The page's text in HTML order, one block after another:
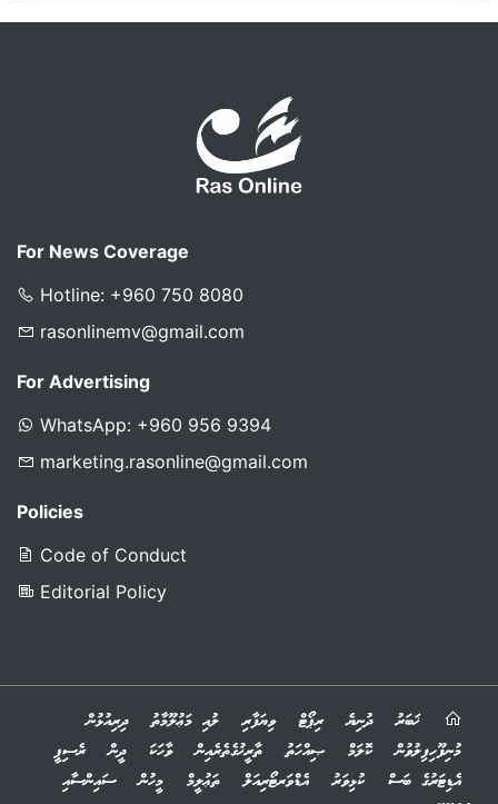
For News Coverage
Hotline: +960 750 8080
rasonlinemv@gmail.com
For Advertising
WhatsApp: +960 956 9394
marketing.rasonline@gmail.com
Policies
Code of Conduct
Editorial Policy
ޚަބަރު ދުނިޔެ ރިޕޯޓް ވިޔަފާރި ލުއި މަޢުލޫމާތު
ދިރިއުޅުން
މުނިފޫހިފިލުވުން
ކޮލަމް ޞިއްހަތު ތާރީޚުގެތެރެއިން ވާހަކަ ދީން
ރެސިޕީ
އެޑިޓަރުގެ ބަސް
ކުޅިވަރު އެޑްވަރޓޯރިއަލް ތަޢުލީމް މީހުން
ސައިންސާއި